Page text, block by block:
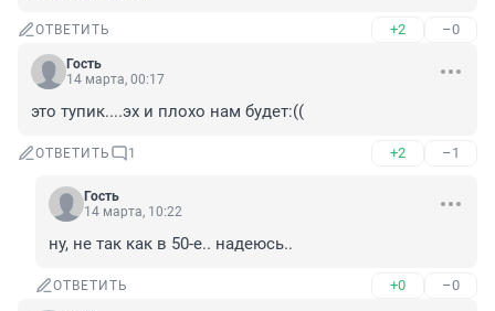
ОТВЕТИТЬ +2 –0
Гость
14 марта, 00:17
это тупик....эх и плохо нам будет:((
ОТВЕТИТЬ 1 +2 –1
Гость
14 марта, 10:22
ну, не так как в 50-е.. надеюсь..
ОТВЕТИТЬ +0 –0